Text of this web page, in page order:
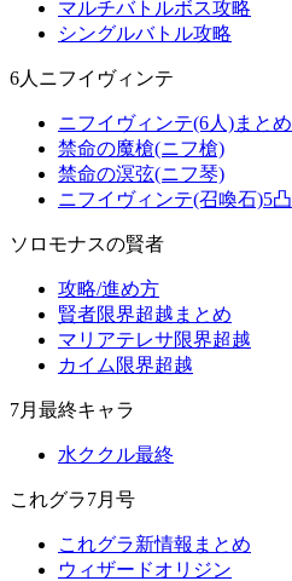
マルチバトルボス攻略
シングルバトル攻略
6人ニフイヴィンテ
ニフイヴィンテ(6人)まとめ
禁命の魔槍(ニフ槍)
禁命の溟弦(ニフ琴)
ニフイヴィンテ(召喚石)5凸
ソロモナスの賢者
攻略/進め方
賢者限界超越まとめ
マリアテレサ限界超越
カイム限界超越
7月最終キャラ
水ククル最終
これグラ7月号
これグラ新情報まとめ
ウィザードオリジン